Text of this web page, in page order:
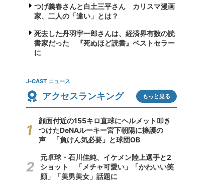
つげ義春さんと白土三平さん カリスマ漫画
家、二人の「違い」とは？
死去した丹羽宇一郎さんは、経済界有数の読
書家だった 『死ぬほど読書』ベストセラー
に
J-CAST ニュース
アクセスランキング もっと見る
顔面付近の155キロ直球にヘルメット叩き
つけたDeNAルーキー宮下朝陽に擁護の
声 「負けん気必要」と球団OB
元卓球・石川佳純、イケメン陸上選手と2
ショット 「メチャ可愛い」「かわいい笑
顔」「美男美女」話題に